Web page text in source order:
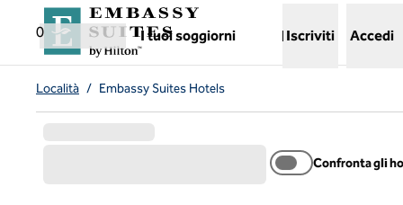
Vai al contenuto
0
I tuoi soggiorni
,apre una nuova scheda
Iscriviti Accedi
Località / Embassy Suites Hotels
Confronta gli